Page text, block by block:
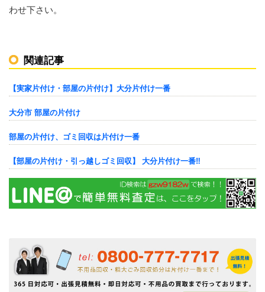
わせ下さい。
関連記事
【実家片付け・部屋の片付け】大分片付け一番
大分市 部屋の片付け
部屋の片付け、ゴミ回収は片付け一番
【部屋の片付け・引っ越しゴミ回収】 大分片付け一番‼︎